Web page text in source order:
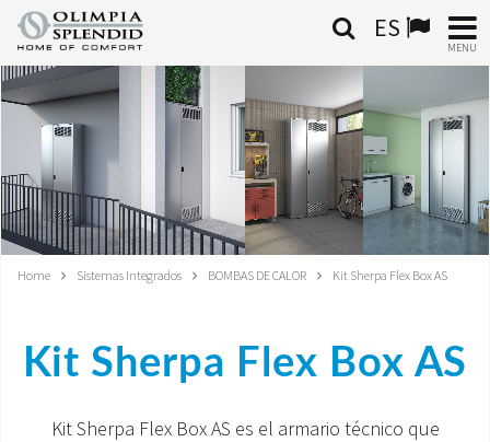
ES
MENU
ESPAÑOL
AIRE ACONDICIONADO
CALEFACCIÓN
SISTEMAS INTEGRADOS
CONTACTA CON NOSOTROS
Home Sistemas Integrados BOMBAS DE CALOR Kit Sherpa Flex Box AS
Kit Sherpa Flex Box AS
Kit Sherpa Flex Box AS es el armario técnico que